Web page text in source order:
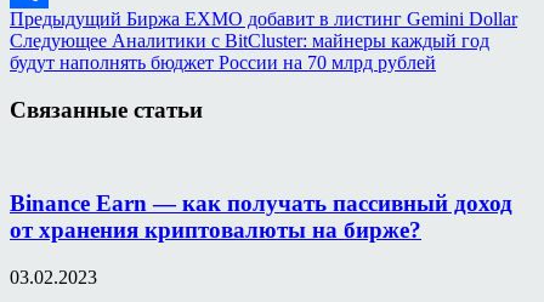
Отправить
Предыдущий Биржа EXMO добавит в листинг Gemini Dollar
Следующее Аналитики с BitCluster: майнеры каждый год
будут наполнять бюджет России на 70 млрд рублей
Связанные статьи
Binance Earn — как получать пассивный доход
от хранения криптовалюты на бирже?
03.02.2023